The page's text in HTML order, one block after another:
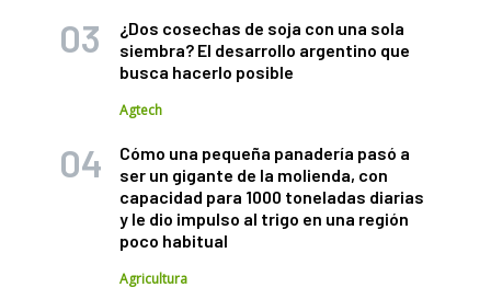
¿Dos cosechas de soja con una sola
siembra? El desarrollo argentino que
busca hacerlo posible
Agtech
Cómo una pequeña panadería pasó a
ser un gigante de la molienda, con
capacidad para 1000 toneladas diarias
y le dio impulso al trigo en una región
poco habitual
Agricultura